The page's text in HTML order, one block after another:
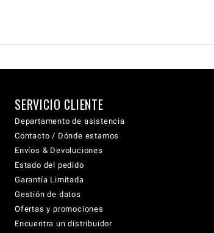
SERVICIO CLIENTE
Departamento de asistencia
Contacto / Dónde estamos
Envíos & Devoluciones
Estado del pedido
Garantía Limitada
Gestión de datos
Ofertas y promociones
Encuentra un distribuidor